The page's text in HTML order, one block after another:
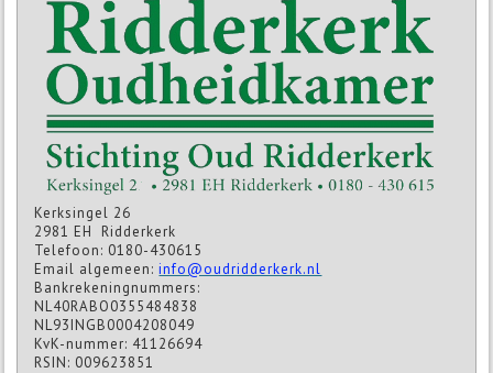
Kerksingel 26
2981 EH Ridderkerk
Telefoon: 0180-430615
Email algemeen:info@oudridderkerk.nl
Bankrekeningnummers:
NL40RABO0355484838
NL93INGB0004208049
KvK-nummer: 41126694
RSIN: 009623851